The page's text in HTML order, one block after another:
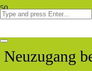
Neuzugang